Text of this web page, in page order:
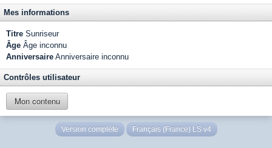
Mes informations
Titre Sunriseur
Âge Âge inconnu
Anniversaire Anniversaire inconnu
Contrôles utilisateur
Mon contenu
Version complète Français (France) LS v4